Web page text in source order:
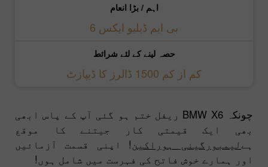
اہم / بڑا انعام
بی ایم ڈبلیو ایکس 6
حصہ لینے کے لئے شرائط
کم از کم 1500 ڈالرز کا ڈیپازٹ
چونکہ BMW X6 ریفل ختم ہو گئی آپ کے پاس ابھی
بھی ایک قیمتی کار جیتنے کا موقع
ہےلیمبورگینی ہوراکین! اپنی قسمت آزمائیں
اور ہمارے خوش فاتح کی فہرست میں شامل ہوں!